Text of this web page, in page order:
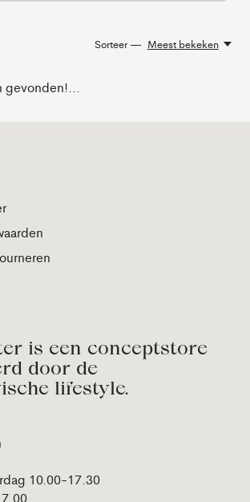
Sorteer — Meest bekeken
gevonden!...
is een conceptstore
door de
lifestyle.
10.00-17.30